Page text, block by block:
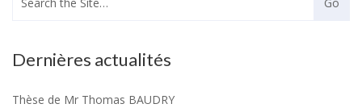
Dernières actualités
Thèse de Mr Thomas BAUDRY